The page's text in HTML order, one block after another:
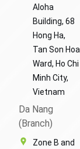
Aloha
Building, 68
Hong Ha,
Tan Son Hoa
Ward, Ho Chi
Minh City,
Vietnam
Da Nang
(Branch)
Zone B and